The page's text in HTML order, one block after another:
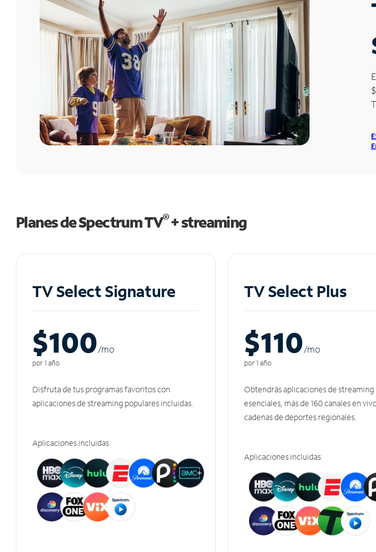
Planes de Spectrum TV®+ streaming
TV Select Signature
$100/mo
por 1 año
Disfruta de tus programas favoritos con
aplicaciones de streaming populares incluidas.
Aplicaciones incluidas
TV Select Plus
$110/mo
por 1 año
Obtendrás aplicaciones de streaming
esenciales, más de 160 canales en
cadenas de deportes regionales.
Aplicaciones incluidas